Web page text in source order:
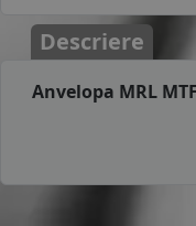
Descriere
Anvelopa MRL